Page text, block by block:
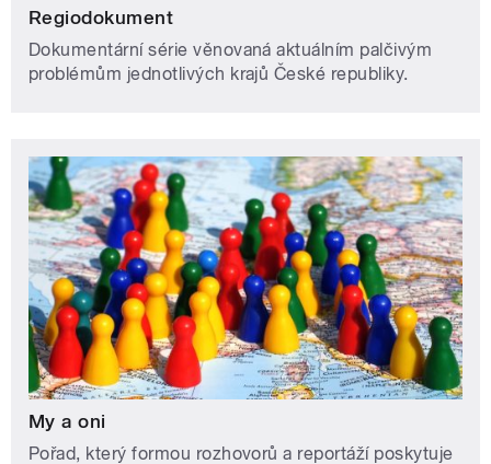
Regiodokument
Dokumentární série věnovaná aktuálním palčivým
problémům jednotlivých krajů České republiky.
My a oni
Pořad, který formou rozhovorů a reportáží poskytuje